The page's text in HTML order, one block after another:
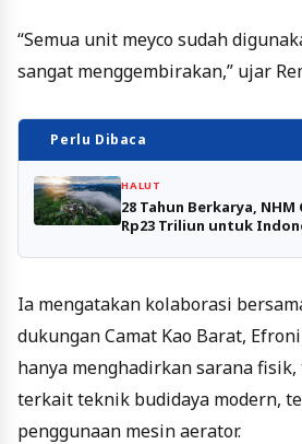
“Semua unit meyco sudah
sangat menggembirakan,” ujar
Perlu Dibaca
HALUT
28 Tahun Berkarya,
Rp23 Triliun untuk
Ia mengatakan kolaborasi
dukungan Camat Kao Barat,
hanya menghadirkan sarana
terkait teknik budidaya modern,
penggunaan mesin aerator.